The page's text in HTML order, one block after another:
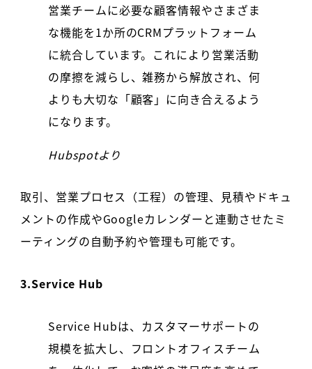
営業チームに必要な顧客情報やさまざま
な機能を1か所のCRMプラットフォーム
に統合しています。これにより営業活動
の摩擦を減らし、雑務から解放され、何
よりも大切な「顧客」に向き合えるよう
になります。
Hubspotより
取引、営業プロセス（工程）の管理、見積やドキュ
メントの作成やGoogleカレンダーと連動させたミ
ーティングの自動予約や管理も可能です。
3.Service Hub
Service Hubは、カスタマーサポートの
規模を拡大し、フロントオフィスチーム